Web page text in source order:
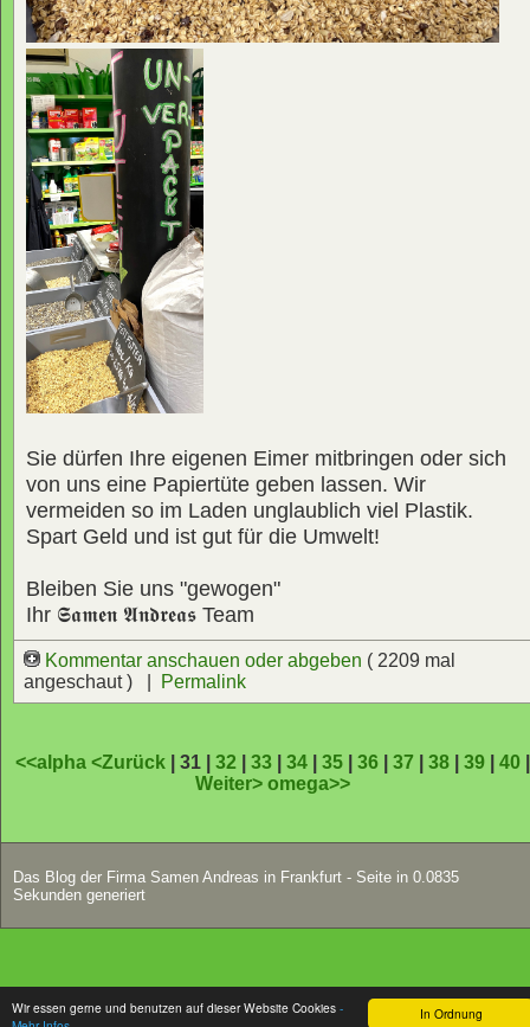
In Ordnung
Wir essen gerne und benutzen auf dieser Website Cookies -
Sie dürfen Ihre eigenen Eimer mitbringen oder sich
von uns eine Papiertüte geben lassen. Wir
vermeiden so im Laden unglaublich viel Plastik.
Spart Geld und ist gut für die Umwelt!
Bleiben Sie uns "gewogen"
Ihr 𝕾𝖆𝖒𝖊𝖓 𝕬𝖓𝖉𝖗𝖊𝖆𝖘 Team
Kommentar anschauen oder abgeben ( 2209 mal
angeschaut ) |
Permalink
<<alpha<Zurück | 31 |32 |33 |34 |35 |36 |37 |38 |39 |40
Weiter>omega>>
Das Blog der Firma Samen Andreas in Frankfurt - Seite in 0.0835
Sekunden generiert